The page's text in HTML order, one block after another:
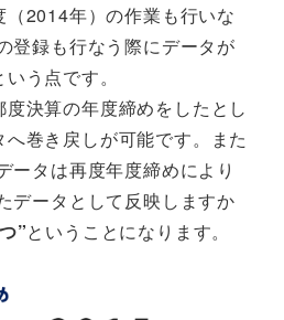
2014年）の作業も行いな
登録も行なう際にデータが
う点です。
決算の年度締めをしたとし
巻き戻しが可能です。また
ータは再度年度締めにより
データとして反映しますか
”ということになります。